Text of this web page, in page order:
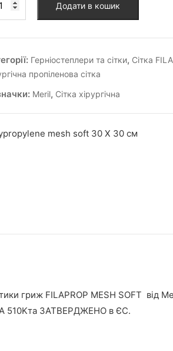
Додати в кошик
Герніостеплери та сітки, Сітка
пропіленова сітка
Meril, Сітка хірургічна
mesh soft 30 X 30 cм
гриж FILAPROP MESH SOFT від
510Kта ЗАТВЕРДЖЕНО в ЄС.